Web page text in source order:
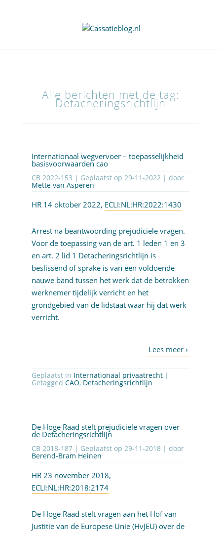
Alle berichten met de tag:
Detacheringsrichtlijn
Internationaal wegvervoer – toepasselijkheid
basisvoorwaarden cao
CB 2022-153 | Geplaatst op 29-11-2022| door
Mette van Asperen
HR 14 oktober 2022, ECLI:NL:HR:2022:1430
Arrest na beantwoording prejudiciële vragen.
Voor de toepassing van de art. 1 leden 1 en 3
en art. 2 lid 1 Detacheringsrichtlijn is
beslissend of sprake is van een voldoende
nauwe band tussen het werk dat de betrokken
werknemer tijdelijk verricht en het
grondgebied van de lidstaat waar hij dat werk
verricht.
Geplaatst in Internationaal privaatrecht|
Getagged CAO, Detacheringsrichtlijn
De Hoge Raad stelt prejudiciële vragen over
de Detacheringsrichtlijn
CB 2018-187 | Geplaatst op 29-11-2018| door
Berend-Bram Heinen
HR 23 november 2018,
ECLI:NL:HR:2018:2174
De Hoge Raad stelt vragen aan het Hof van
Justitie van de Europese Unie (HvJEU) over de